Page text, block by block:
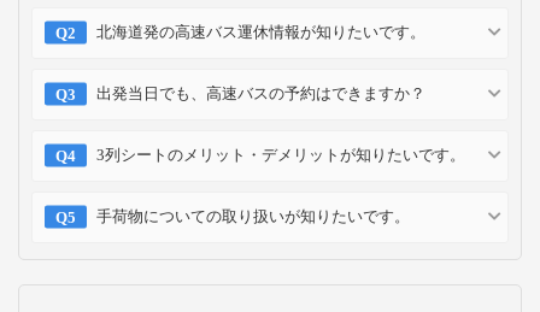
北海道発の高速バス運休情報が知りたいです。
出発当日でも、高速バスの予約はできますか？
3列シートのメリット・デメリットが知りたいです。
手荷物についての取り扱いが知りたいです。